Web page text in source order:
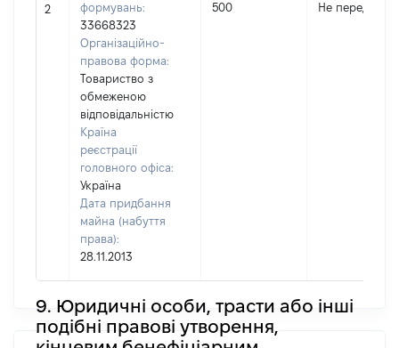
2
формувань:
33668323
Організаційно-
правова форма:
Товариство з
обмеженою
відповідальністю
Країна
реєстрації
головного офіса:
Україна
Дата придбання
майна (набуття
права):
28.11.2013
500 Не передано
9. Юридичні особи, трасти або інші
подібні правові утворення,